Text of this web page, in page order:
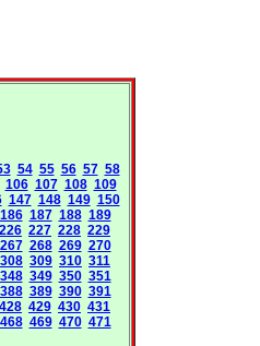
54 55 56 57 58
106 107 108 109
147 148 149 150
186 187 188 189
226 227 228 229
267 268 269 270
308 309 310 311
348 349 350 351
388 389 390 391
428 429 430 431
468 469 470 471